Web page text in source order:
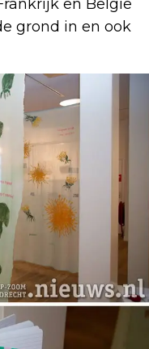
en België
grond in en ook